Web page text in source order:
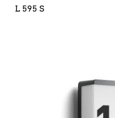
L 595 S